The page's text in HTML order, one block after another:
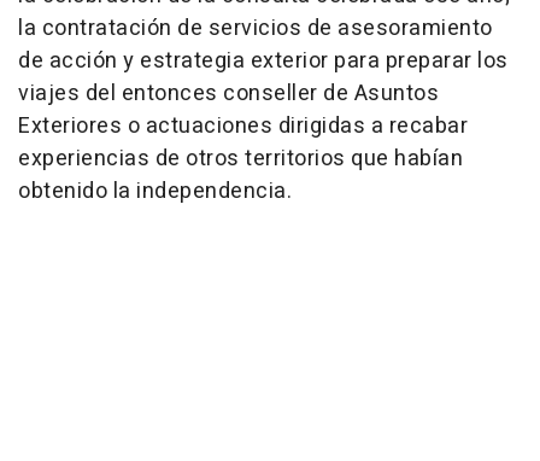
la contratación de servicios de asesoramiento
de acción y estrategia exterior para preparar los
viajes del entonces conseller de Asuntos
Exteriores o actuaciones dirigidas a recabar
experiencias de otros territorios que habían
obtenido la independencia.